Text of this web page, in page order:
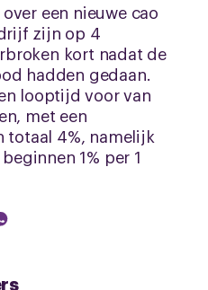
een nieuwe cao
zijn op 4
kort nadat de
hadden gedaan.
looptijd voor van
met een
totaal 4%, namelijk
1% per 1